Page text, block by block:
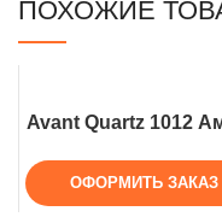
ПОХОЖИЕ
Avant Quartz 1012
ОФОРМИТЬ ЗАКАЗ